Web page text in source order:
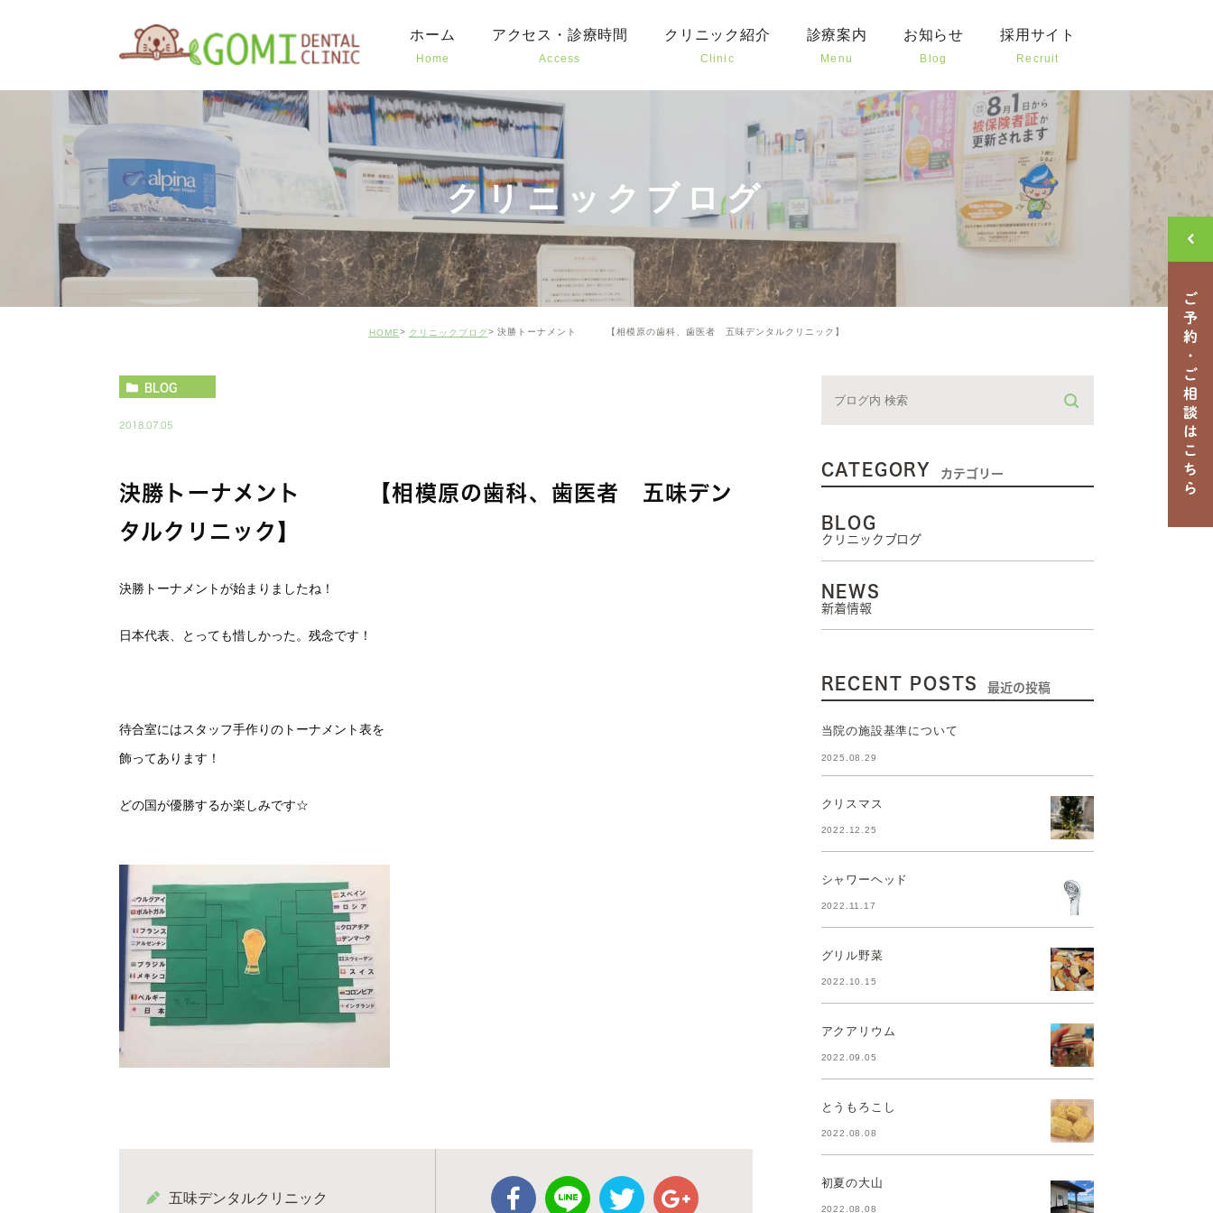
ホーム
Home
アクセス・診療時間
Access
クリニック紹介
Clinic
診療案内
Menu
予防治療
お子様や高齢者の治療
審美治療
口腔外科
矯正歯科
お知らせ
Blog
新着情報
クリニックブログ
採用サイト
Recruit
クリニックブログ
HOME クリニックブログ 決勝トーナメント 【相模原の歯科、歯医者 五味デンタルクリニック】
BLOG
2018.07.05
決勝トーナメント 【相模原の歯科、歯医者 五味デン
タルクリニック】
決勝トーナメントが始まりましたね！
日本代表、とっても惜しかった。残念です！
待合室にはスタッフ手作りのトーナメント表を
飾ってあります！
どの国が優勝するか楽しみです☆
五味デンタルクリニック
CATEGORY カテゴリー
BLOG
クリニックブログ
NEWS
新着情報
RECENT POSTS 最近の投稿
当院の施設基準について
2025.08.29
クリスマス
2022.12.25
シャワーヘッド
2022.11.17
グリル野菜
2022.10.15
アクアリウム
2022.09.05
とうもろこし
2022.08.08
初夏の大山
2022.08.08